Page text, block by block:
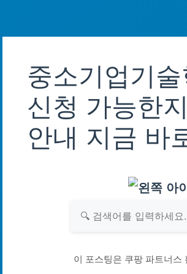
중소기업기
신청 가능한
안내 지금 바
이 포스팅은 쿠팡 파트너스